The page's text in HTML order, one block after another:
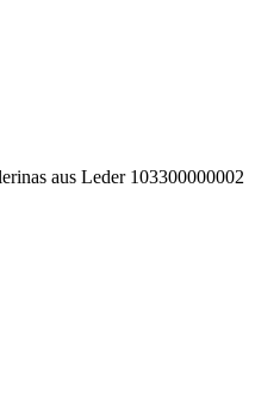
aus Leder 103300000002